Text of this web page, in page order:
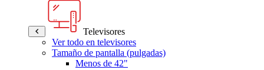
Televisores
Ver todo en televisores
Tamaño de pantalla (pulgadas)
Menos de 42"